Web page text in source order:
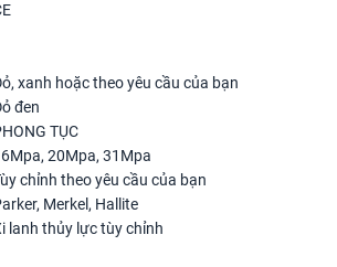
xanh hoặc theo yêu cầu của bạn
đen
TỤC
20Mpa, 31Mpa
chỉnh theo yêu cầu của bạn
Merkel, Hallite
lanh thủy lực tùy chỉnh